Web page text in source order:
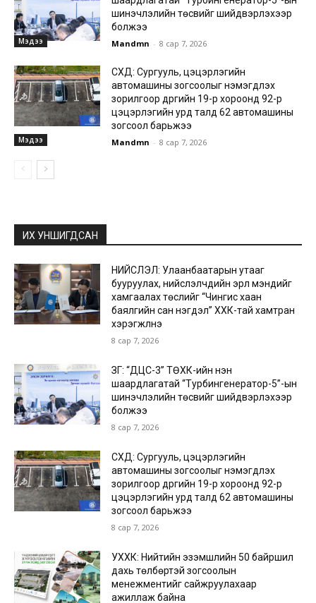
Мэдээ
шинэчлэлийн төсвийг шийдвэрлэхээр
болжээ
Mandmn - 8 сар 7, 2026
Мэдээ
СХД: Сургууль, цэцэрлэгийн
автомашины зогсоолыг нэмэгдүүлэх
зорилгоор дүүргийн 19-р хороонд 92-р
цэцэрлэгийн урд талд 62 автомашины
зогсоол барьжээ
Mandmn - 8 сар 7, 2026
ИХ УНШИГДСАН
НИЙСЛЭЛ: Улаанбаатарын утааг
бууруулах, нийслэлчүүдийн эрүүл мэндийг
хамгаалах төслийг “Чингис хаан
баялгийн сан нэгдэл” ХХК-тай хамтран
хэрэгжүүлнэ
8 сар 7, 2026
ЗГ: “ДЦС-3” ТӨХК-ийн нэн
шаардлагатай “Турбингенератор-5”-ын
шинэчлэлийн төсвийг шийдвэрлэхээр
болжээ
8 сар 7, 2026
СХД: Сургууль, цэцэрлэгийн
автомашины зогсоолыг нэмэгдүүлэх
зорилгоор дүүргийн 19-р хороонд 92-р
цэцэрлэгийн урд талд 62 автомашины
зогсоол барьжээ
8 сар 7, 2026
УХХК: Нийтийн эзэмшлийн 50 байршил
дахь төлбөртэй зогсоолын
менежментийг сайжруулахаар
ажиллаж байна